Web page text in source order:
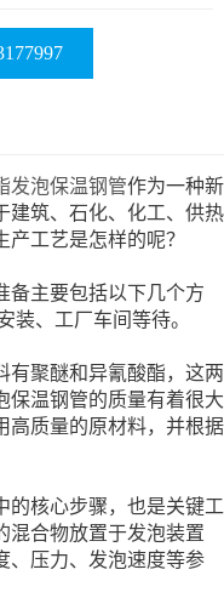
发泡保温钢管作为一种新
建筑、石化、化工、供热
工艺是怎样的呢？
备主要包括以下几个方
装、工厂车间等待。
有聚醚和异氰酸酯，这两
保温钢管的质量有着很大
高质量的原材料，并根据
的核心步骤，也是关键工
混合物放置于发泡装置
、压力、发泡速度等参